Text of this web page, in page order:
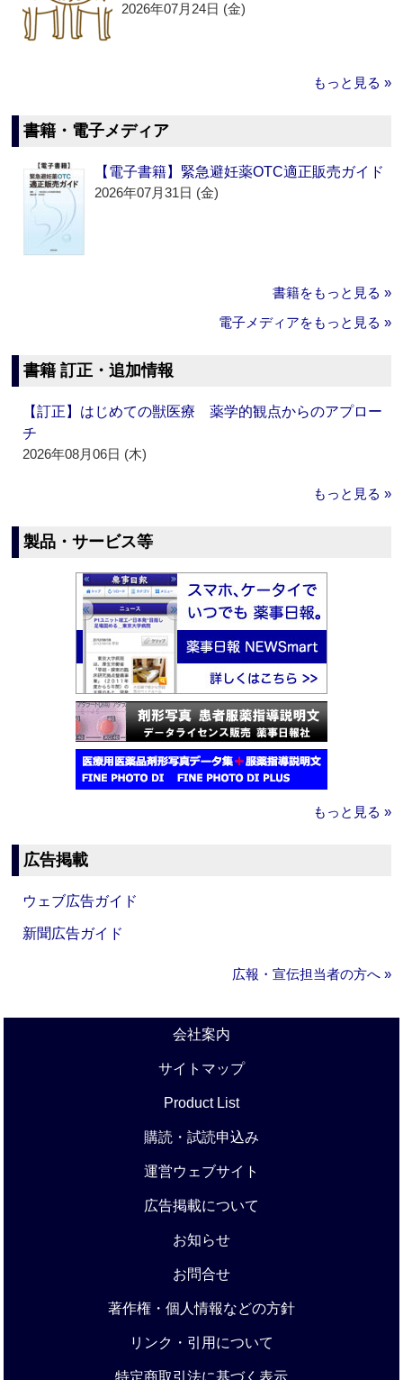
2026年07月24日 (金)
もっと見る »
書籍・電子メディア
【電子書籍】緊急避妊薬OTC適正販売ガイド
2026年07月31日 (金)
書籍をもっと見る »
電子メディアをもっと見る »
書籍 訂正・追加情報
【訂正】はじめての獣医療 薬学的観点からのアプロー
チ
2026年08月06日 (木)
もっと見る »
製品・サービス等
もっと見る »
広告掲載
ウェブ広告ガイド
新聞広告ガイド
広報・宣伝担当者の方へ »
会社案内
サイトマップ
Product List
購読・試読申込み
運営ウェブサイト
広告掲載について
お知らせ
お問合せ
著作権・個人情報などの方針
リンク・引用について